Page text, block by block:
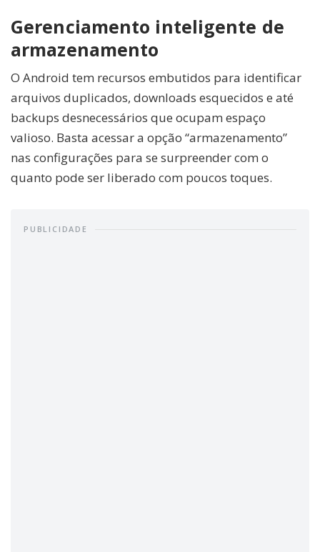
Gerenciamento inteligente de
armazenamento
O Android tem recursos embutidos para identificar
arquivos duplicados, downloads esquecidos e até
backups desnecessários que ocupam espaço
valioso. Basta acessar a opção “armazenamento”
nas configurações para se surpreender com o
quanto pode ser liberado com poucos toques.
PUBLICIDADE